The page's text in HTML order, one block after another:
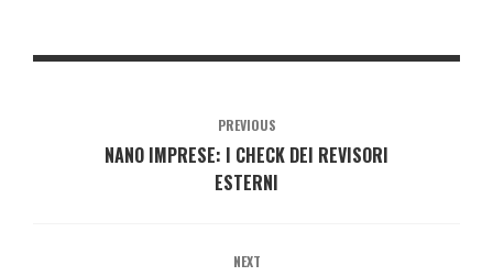
PREVIOUS
NANO IMPRESE: I CHECK DEI REVISORI
ESTERNI
NEXT